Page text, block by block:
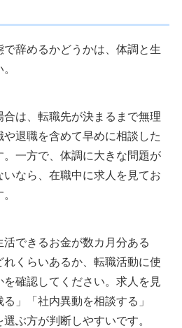
辞めるかどうかは、体調と生
は、転職先が決まるまで無理
退職を含めて早めに相談した
一方で、体調に大きな問題が
なら、在職中に求人を見てお
できるお金が数カ月分ある
くらいあるか、転職活動に使
を確認してください。求人を見
」「社内異動を相談する」
選ぶ方が判断しやすいです。